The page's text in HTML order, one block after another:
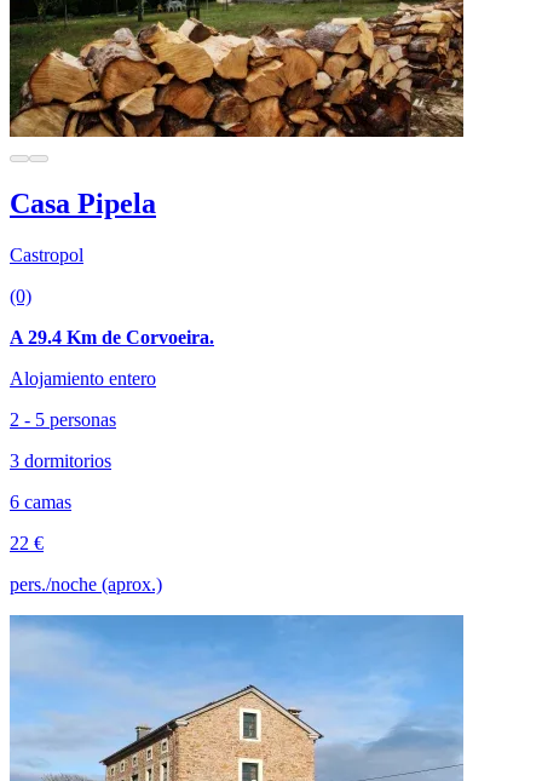
Casa Pipela
Castropol
(0)
A 29.4 Km de Corvoeira.
Alojamiento entero
2 - 5 personas
3 dormitorios
6 camas
22 €
pers./noche (aprox.)